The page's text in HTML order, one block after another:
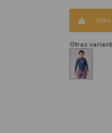
Otras